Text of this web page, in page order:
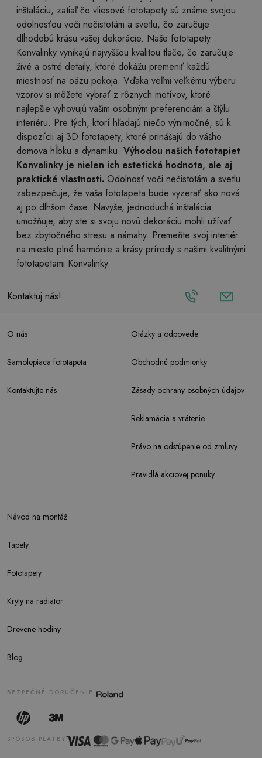
inštaláciu, zatiaľ čo vliesové fototapety sú známe svojou
odolnosťou voči nečistotám a svetlu, čo zaručuje
dlhodobú krásu vašej dekorácie. Naše fototapety
Konvalinky vynikajú najvyššou kvalitou tlače, čo zaručuje
živé a ostré detaily, ktoré dokážu premeniť každú
miestnosť na oázu pokoja. Vďaka veľmi veľkému výberu
vzorov si môžete vybrať z rôznych motívov, ktoré
najlepšie vyhovujú vašim osobným preferenciám a štýlu
interiéru. Pre tých, ktorí hľadajú niečo výnimočné, sú k
dispozícii aj 3D fototapety, ktoré prinášajú do vášho
domova hĺbku a dynamiku. Výhodou našich fototapiet
Konvalinky je nielen ich estetická hodnota, ale aj
praktické vlastnosti. Odolnosť voči nečistotám a svetlu
zabezpečuje, že vaša fototapeta bude vyzerať ako nová
aj po dlhšom čase. Navyše, jednoduchá inštalácia
umožňuje, aby ste si svoju novú dekoráciu mohli užívať
bez zbytočného stresu a námahy. Premeňte svoj interiér
na miesto plné harmónie a krásy prírody s našimi kvalitnými
fototapetami Konvalinky.
Kontaktuj nás!
O nás
Samolepiaca fototapeta
Kontaktujte nás
Návod na montáž
Tapety
Fototapety
Kryty na radiator
Drevene hodiny
Blog
Otázky a odpovede
Obchodné podmienky
Zásady ochrany osobných údajov
Reklamácia a vrátenie
Právo na odstúpenie od zmluvy
Pravidlá akciovej ponuky
BEZPEČNÉ DORUČENIE
SPÔSOB PLATBY